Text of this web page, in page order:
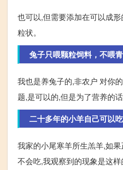
也可以,但需要添加在可以成
粒状。
兔子只喂颗粒饲料，不喂
我也是养兔子的,非农户 对你
题,是可以的,但是为了营养的
二十多年的小羊自己可以
我家的小尾寒羊所生羔羊,如
不会吃,我观察到的现象是这